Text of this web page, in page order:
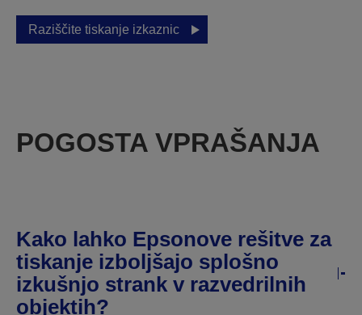
Raziščite tiskanje izkaznic
POGOSTA VPRAŠANJA
Kako lahko Epsonove rešitve za
tiskanje izboljšajo splošno
izkušnjo strank v razvedrilnih
objektih?